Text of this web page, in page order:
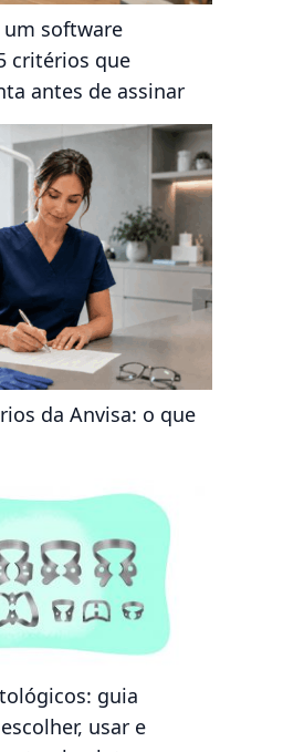
um software
critérios que
antes de assinar
da Anvisa: o que
guia
usar e